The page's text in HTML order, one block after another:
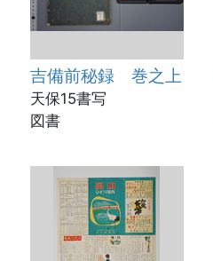
吉備前秘録 巻之上
天保15書写
図書